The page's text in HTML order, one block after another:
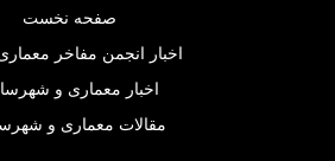
صفحه نخست
اخبار انجمن مفاخر معماری ایران
اخبار معماری و شهرسازی
مقالات معماری و شهرسازی